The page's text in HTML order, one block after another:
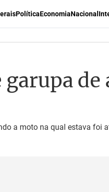
PolíticaEconomiaNacional
a moto na qual estava foi